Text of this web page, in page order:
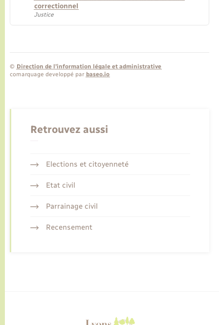
correctionnel
Justice
© Direction de l’information légale et administrative
comarquage developpé par baseo.io
Retrouvez aussi
Elections et citoyenneté
Etat civil
Parrainage civil
Recensement